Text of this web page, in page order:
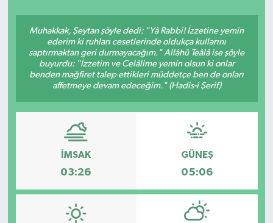
Muhakkak, Şeytan şöyle dedi: "Yâ Rabbi! İzzetine yemin
ederim ki ruhları cesetlerinde oldukça kullarını
saptırmaktan geri durmayacağım." Allâhü Teâlâ ise şöyle
buyurdu: "İzzetim ve Celâlime yemin olsun ki onlar
benden mağfiret talep ettikleri müddetçe ben de onları
affetmeye devam edeceğim." (Hadis-i Şerif)
İMSAK
03:26
GÜNEŞ
05:06
Resmi İlanlar
Spor
Teknoloji
Tatil ve Seyahat
Çevre
Haber Arşivi